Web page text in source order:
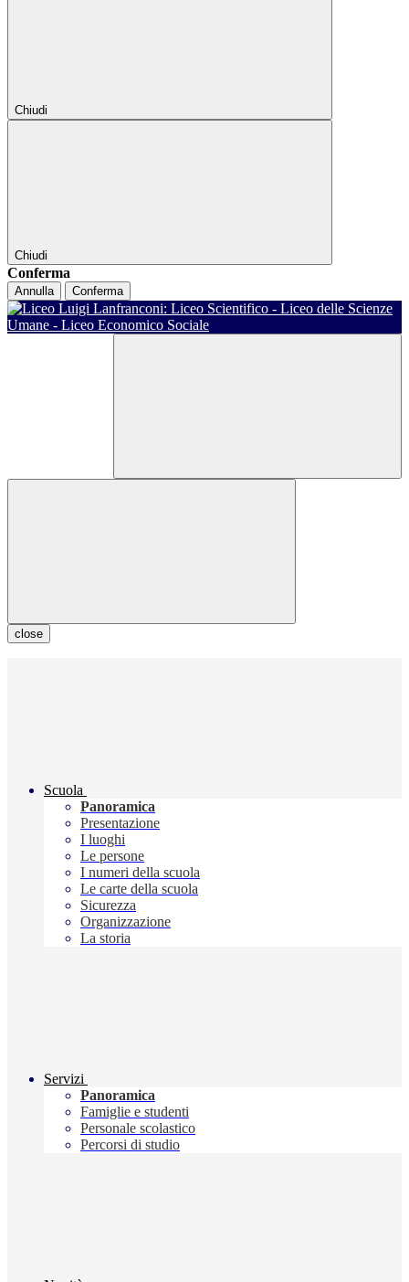
Chiudi
Chiudi
Conferma
Annulla Conferma
close
Scuola
Panoramica
Presentazione
I luoghi
Le persone
I numeri della scuola
Le carte della scuola
Sicurezza
Organizzazione
La storia
Servizi
Panoramica
Famiglie e studenti
Personale scolastico
Percorsi di studio